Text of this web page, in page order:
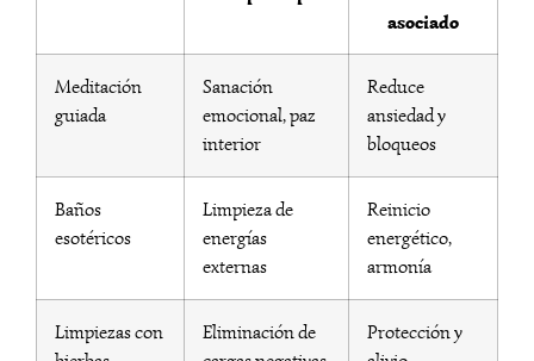
asociado
Meditación
guiada
Sanación
emocional, paz
interior
Reduce
ansiedad y
bloqueos
Baños
esotéricos
Limpieza de
energías
externas
Reinicio
energético,
armonía
Limpiezas con
Eliminación de
Protección y